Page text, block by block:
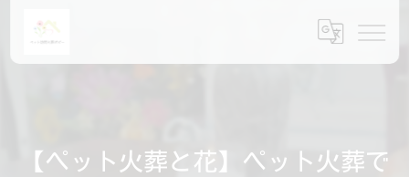
【ペット火葬と花】ペット火葬で